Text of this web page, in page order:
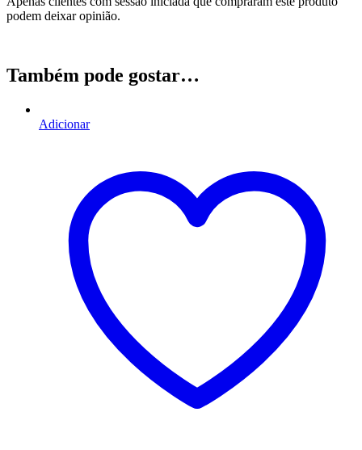
podem deixar opinião.
Também pode gostar…
Adicionar